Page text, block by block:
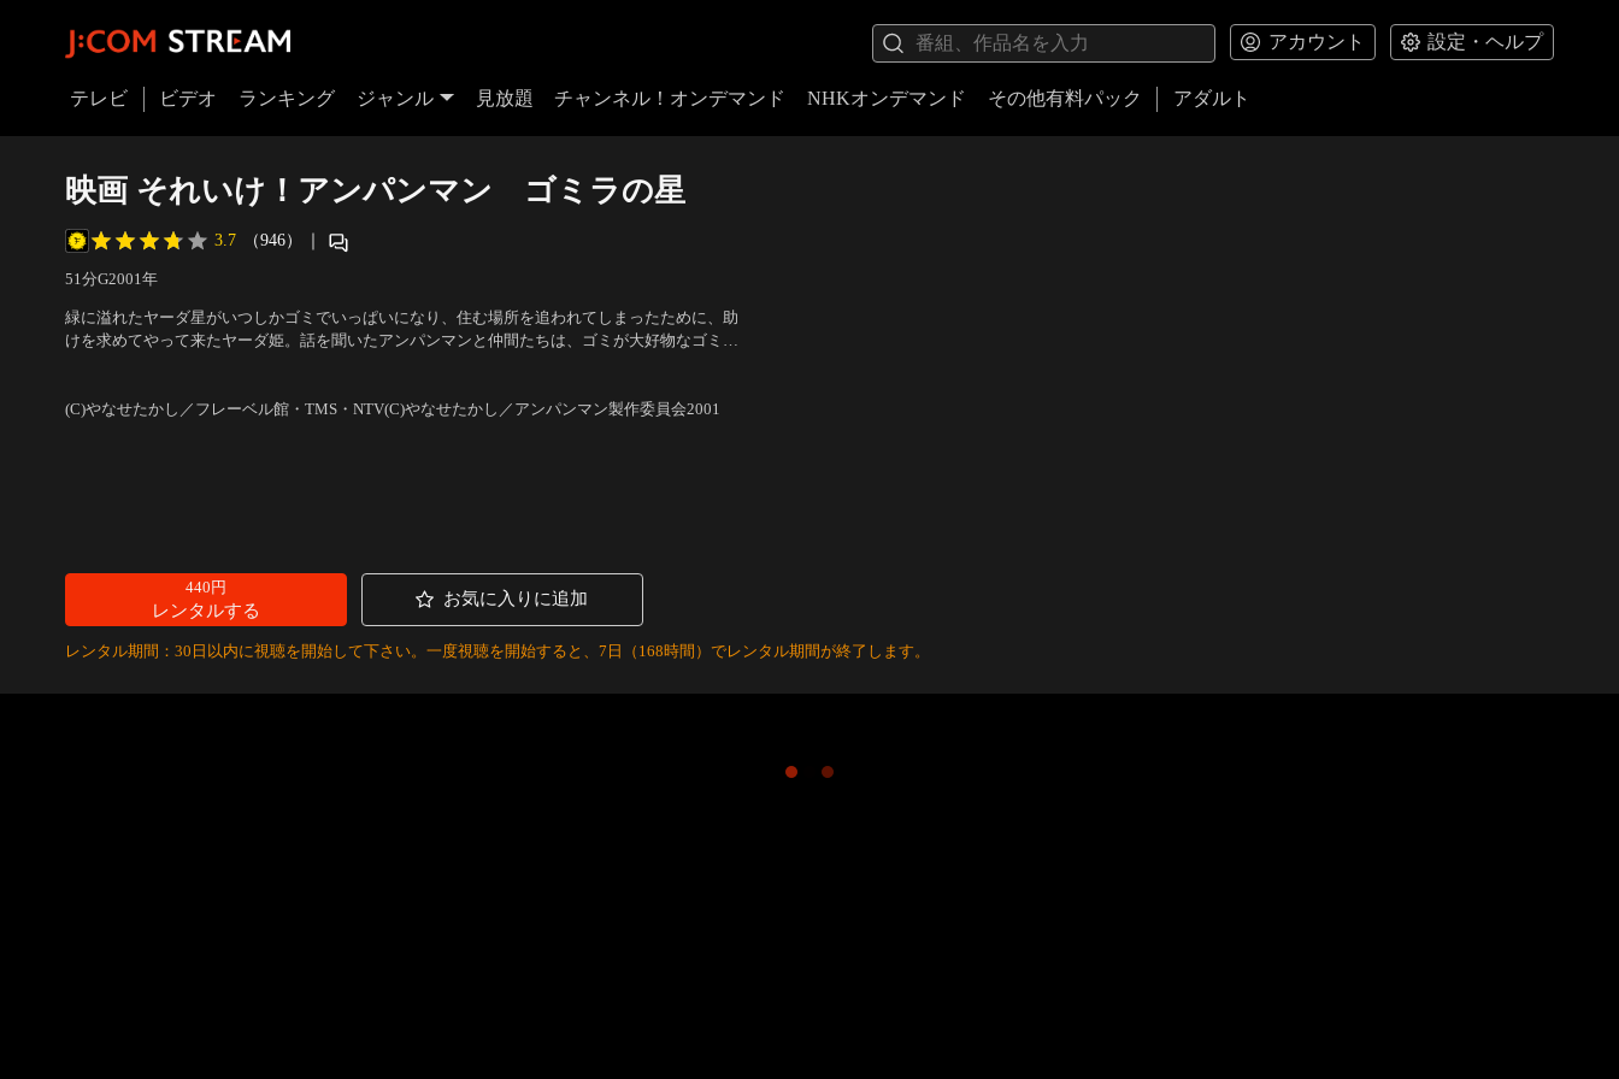
アカウント 設定・ヘルプ
テレビ ビデオ ランキング ジャンル 見放題 チャンネル！オンデマンド NHKオンデマンド その他有料パック アダルト
映画 それいけ！アンパンマン ゴミラの星
3.7 （946） ｜
51分G2001年
緑に溢れたヤーダ星がいつしかゴミでいっぱいになり、住む場所を追われてしまったために、助
けを求めてやって来たヤーダ姫。話を聞いたアンパンマンと仲間たちは、ゴミが大好物なゴミラ
(C)やなせたかし／フレーベル館・TMS・NTV(C)やなせたかし／アンパンマン製作委員会2001
440円
レンタルする
お気に入りに追加
レンタル期間：30日以内に視聴を開始して下さい。一度視聴を開始すると、7日（168時間）でレンタル期間が終了します。